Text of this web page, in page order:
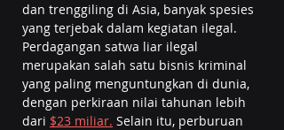
dan trenggiling di Asia, banyak spesies
yang terjebak dalam kegiatan ilegal.
Perdagangan satwa liar ilegal
merupakan salah satu bisnis kriminal
yang paling menguntungkan di dunia,
dengan perkiraan nilai tahunan lebih
dari $23 miliar. Selain itu, perburuan